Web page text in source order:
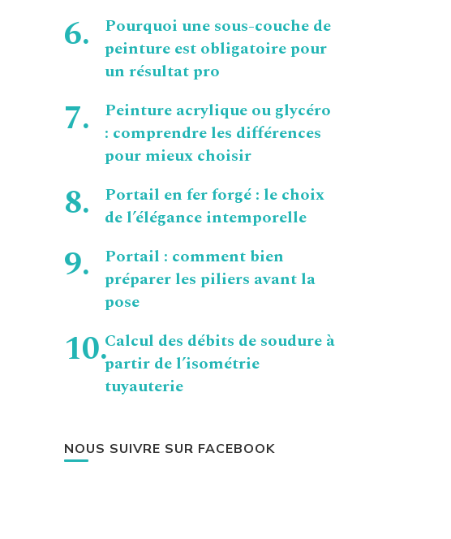
Pourquoi une sous-couche de
peinture est obligatoire pour
un résultat pro
Peinture acrylique ou glycéro
: comprendre les différences
pour mieux choisir
Portail en fer forgé : le choix
de l’élégance intemporelle
Portail : comment bien
préparer les piliers avant la
pose
Calcul des débits de soudure à
partir de l’isométrie
tuyauterie
NOUS SUIVRE SUR FACEBOOK